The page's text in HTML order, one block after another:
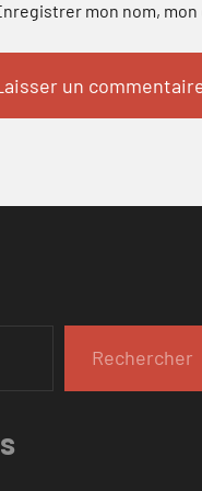
mon nom,
Rechercher